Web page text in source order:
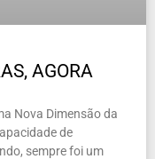
AGORA
Nova Dimensão da
de
sempre foi um